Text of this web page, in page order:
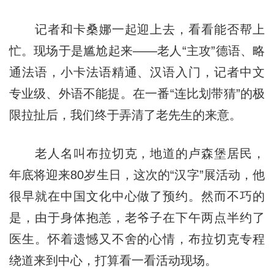
记者和卡桑娜一起迎上去，看看能否帮上
忙。现场于是尴尬起来——老人“主攻”德语、略
通法语，小卡法语精通、汉语入门，记者中文
专业级、外语不能提。在一番“连比划带猜”的极
限拉扯后，我们终于弄清了老先生的来意。
老人名叫布拉切克，地道的卢森堡居民，
年底将迎来80岁生日，这次的“汉字”展活动，他
很早就在中国文化中心做了预约。然而不巧的
是，由于身体抱恙，老爷子在下午两点半约了
医生。怀着遗憾又不舍的心情，布拉切克专程
绕道来到中心，打算看一看活动现场。